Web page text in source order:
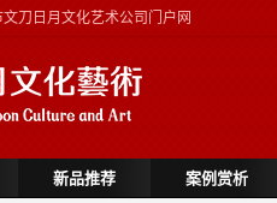
刀日月文化艺术公司门户网
新品推荐 案例赏析